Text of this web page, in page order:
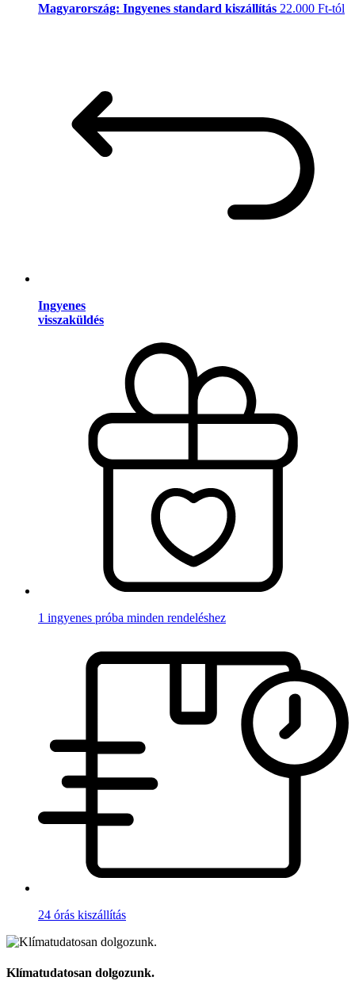
Magyarország: Ingyenes standard kiszállítás 22.000 Ft-tól
Ingyenes
visszaküldés
1 ingyenes próba minden rendeléshez
24 órás kiszállítás
Klímatudatosan dolgozunk.